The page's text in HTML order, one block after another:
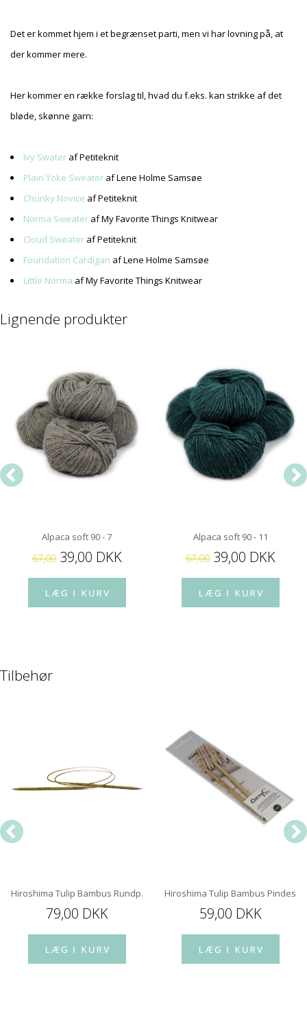
Det er kommet hjem i et begrænset parti, men vi har lovning på, at
der kommer mere.
Her kommer en række forslag til, hvad du f.eks. kan strikke af det
bløde, skønne garn:
Ivy Swater af Petiteknit
Plain Yoke Sweater af Lene Holme Samsøe
Chunky Novice af Petiteknit
Norma Sweater af My Favorite Things Knitwear
Cloud Sweater af Petiteknit
Foundation Cardigan af Lene Holme Samsøe
Little Norma af My Favorite Things Knitwear
Lignende produkter
Alpaca soft 90 - 7
67,0039,00 DKK
Alpaca soft 90 - 11
67,0039,00 DKK
Tilbehør
Hiroshima Tulip Bambus Rundp. 100 Cm m. kugleleje
79,00 DKK
Hiroshima Tulip Bambus
59,00 DKK